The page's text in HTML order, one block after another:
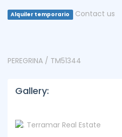
Alquiler temporario Contact us
PEREGRINA / TM51344
Gallery: